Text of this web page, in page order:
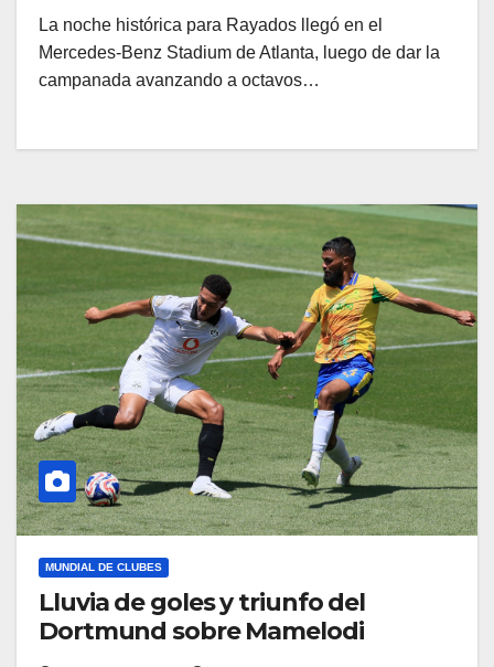
La noche histórica para Rayados llegó en el
Mercedes-Benz Stadium de Atlanta, luego de dar la
campanada avanzando a octavos…
MUNDIAL DE CLUBES
Lluvia de goles y triunfo del
Dortmund sobre Mamelodi